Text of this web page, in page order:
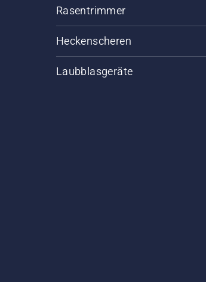
Rasentrimmer
Heckenscheren
Laubblasgeräte